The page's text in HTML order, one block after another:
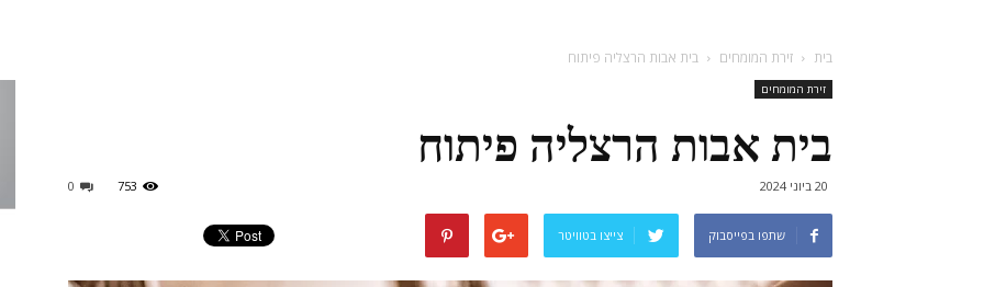
בית זירת המומחים בית אבות הרצליה פיתוח
זירת המומחים
בית אבות הרצליה פיתוח
20 ביוני 2024 0 753
שתפו בפייסבוק צייצו בטוויטר